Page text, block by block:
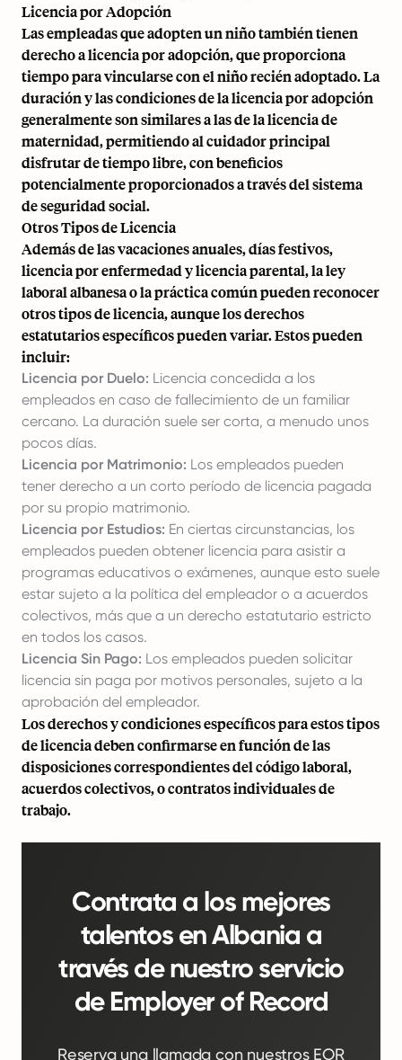
Licencia por Adopción
Las empleadas que adopten un niño también tienen
derecho a licencia por adopción, que proporciona
tiempo para vincularse con el niño recién adoptado. La
duración y las condiciones de la licencia por adopción
generalmente son similares a las de la licencia de
maternidad, permitiendo al cuidador principal
disfrutar de tiempo libre, con beneficios
potencialmente proporcionados a través del sistema
de seguridad social.
Otros Tipos de Licencia
Además de las vacaciones anuales, días festivos,
licencia por enfermedad y licencia parental, la ley
laboral albanesa o la práctica común pueden reconocer
otros tipos de licencia, aunque los derechos
estatutarios específicos pueden variar. Estos pueden
incluir:
Licencia por Duelo: Licencia concedida a los
empleados en caso de fallecimiento de un familiar
cercano. La duración suele ser corta, a menudo unos
pocos días.
Licencia por Matrimonio: Los empleados pueden
tener derecho a un corto período de licencia pagada
por su propio matrimonio.
Licencia por Estudios: En ciertas circunstancias, los
empleados pueden obtener licencia para asistir a
programas educativos o exámenes, aunque esto suele
estar sujeto a la política del empleador o a acuerdos
colectivos, más que a un derecho estatutario estricto
en todos los casos.
Licencia Sin Pago: Los empleados pueden solicitar
licencia sin paga por motivos personales, sujeto a la
aprobación del empleador.
Los derechos y condiciones específicos para estos tipos
de licencia deben confirmarse en función de las
disposiciones correspondientes del código laboral,
acuerdos colectivos, o contratos individuales de
trabajo.
Contrata a los mejores
talentos en Albania a
través de nuestro servicio
de Employer of Record
Reserva una llamada con nuestros EOR